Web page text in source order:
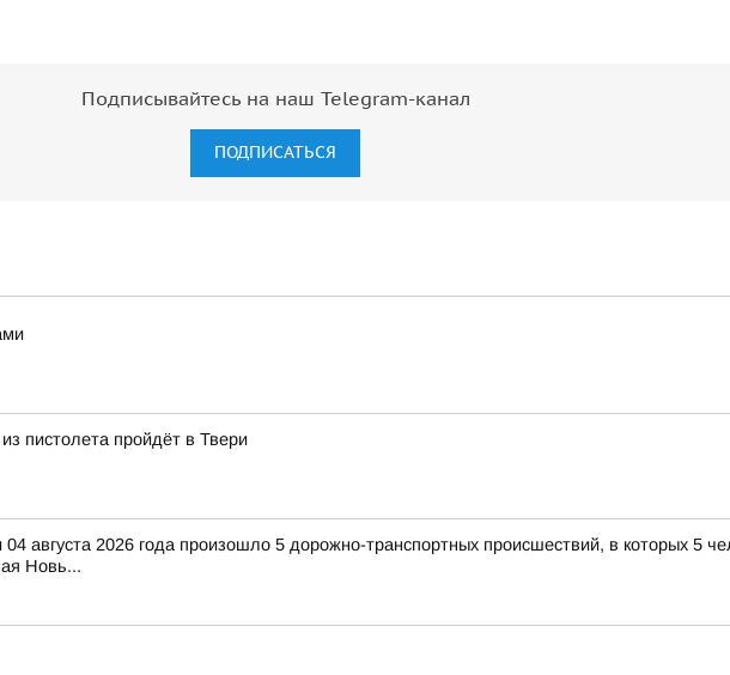
Подписывайтесь на наш Telegram-канал
ПОДПИСАТЬСЯ
пистолета пройдёт в Твери
04 августа 2026 года произошло 5 дорожно-транспортных происшествий, в которых 5
Новь...